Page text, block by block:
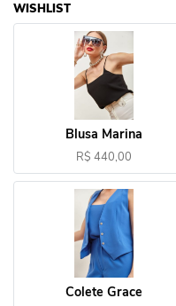
WISHLIST
Blusa Marina
R$ 440,00
Colete Grace